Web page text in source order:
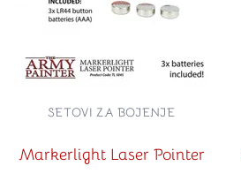
Markerlight Laser Pointer
SETOVI ZA BOJENJE